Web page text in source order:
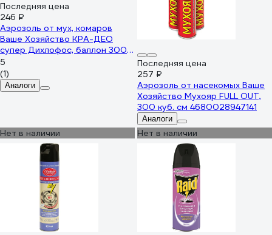
Последняя цена
246 ₽
Аэрозоль от мух, комаров
Ваше Хозяйство КРА-ДЕО
супер Дихлофос, баллон 300
куб. см 4680028940852
5
(1)
Аналоги
Последняя цена
257 ₽
Аэрозоль от насекомых Ваше
Хозяйство Мухояр FULL OUT,
300 куб. см 4680028947141
Аналоги
Нет в наличии Нет в наличии